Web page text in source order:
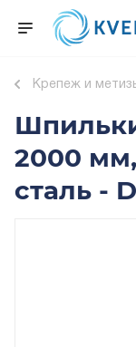
Крепеж и
2000
сталь -